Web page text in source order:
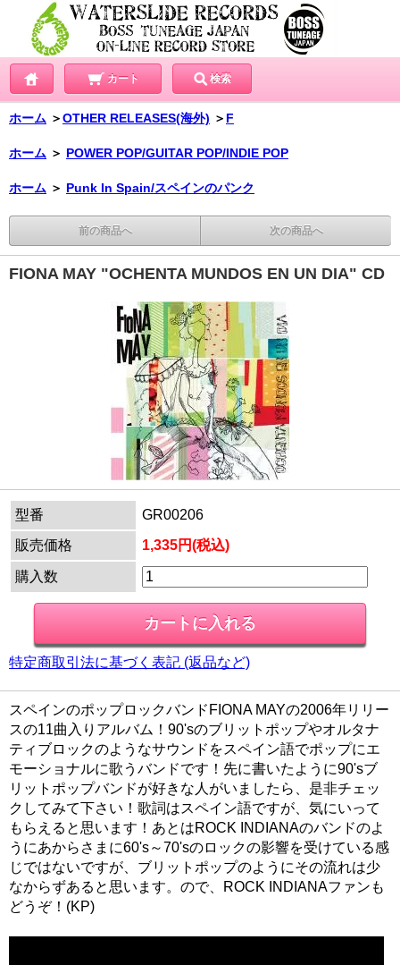
カート 検索
ホーム ＞OTHER RELEASES(海外) ＞ F
ホーム ＞ POWER POP/GUITAR POP/INDIE POP
ホーム ＞ Punk In Spain/スペインのパンク
前の商品へ 次の商品へ
FIONA MAY "OCHENTA MUNDOS EN UN DIA" CD
型番
GR00206
販売価格
1,335円(税込)
購入数
特定商取引法に基づく表記 (返品など)
スペインのポップロックバンドFIONA MAYの2006年リリー
スの11曲入りアルバム！90'sのブリットポップやオルタナ
ティブロックのようなサウンドをスペイン語でポップにエ
モーショナルに歌うバンドです！先に書いたように90'sブ
リットポップバンドが好きな人がいましたら、是非チェッ
クしてみて下さい！歌詞はスペイン語ですが、気にいって
もらえると思います！あとはROCK INDIANAのバンドのよ
うにあからさまに60's～70'sのロックの影響を受けている感
じではないですが、ブリットポップのようにその流れは少
なからずあると思います。ので、ROCK INDIANAファンも
どうぞ！(KP)